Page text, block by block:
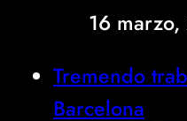
16
Tremendo
Barcelona